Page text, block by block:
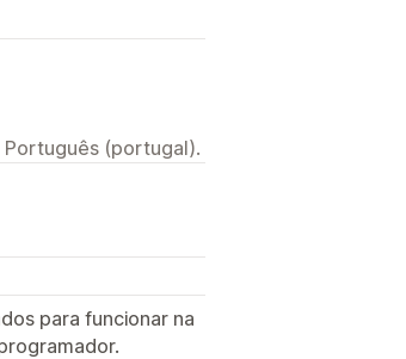
(portugal).
para funcionar na